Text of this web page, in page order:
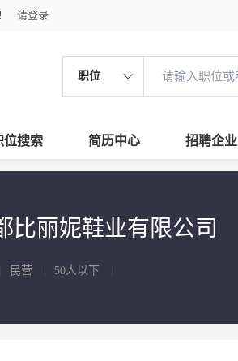
请登录
职位
位搜索 简历中心 招聘企业
比丽妮鞋业有限公司
民营 50人以下